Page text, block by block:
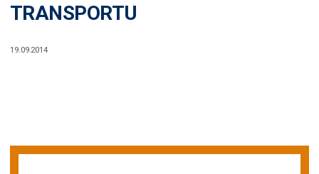
TRANSPORTU
19.09.2014